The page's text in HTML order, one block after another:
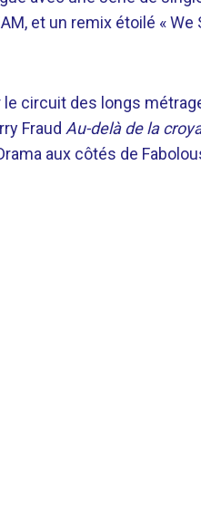
et un remix étoilé «
circuit des longs
Fraud Au-delà de la
aux côtés de